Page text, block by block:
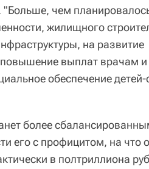
чем
жилищного
на развитие
выплат врачам
обеспечение
более
его с профицитом, на
в полтриллиона